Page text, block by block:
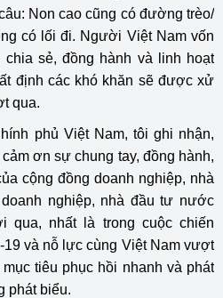
Non cao cũng có đường trèo/
có lối đi. Người Việt Nam vốn
sẻ, đồng hành và linh hoạt
định các khó khăn sẽ được xử
qua.
phủ Việt Nam, tôi ghi nhận,
ơn sự chung tay, đồng hành,
cộng đồng doanh nghiệp, nhà
nghiệp, nhà đầu tư nước
qua, nhất là trong cuộc chiến
19 và nỗ lực cùng Việt Nam vượt
tiêu phục hồi nhanh và phát
phát biểu.